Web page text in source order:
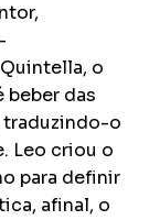
o
beber das
o
Leo criou o
para definir
afinal, o